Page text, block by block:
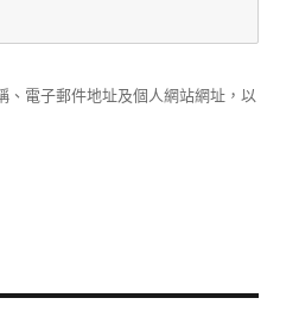
、電子郵件地址及個人網站網址，以